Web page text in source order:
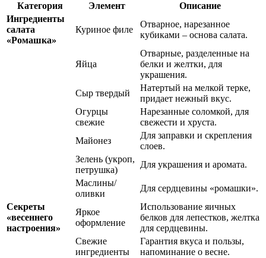
Категория Элемент
Описание
Ингредиенты
салата
«Ромашка»
Куриное филе
Отварное, нарезанное
кубиками – основа салата.
Яйца
Отварные, разделенные на
белки и желтки, для
украшения.
Сыр твердый
Натертый на мелкой терке,
придает нежный вкус.
Огурцы
свежие
Нарезанные соломкой, для
свежести и хруста.
Майонез
Для заправки и скрепления
слоев.
Зелень (укроп,
петрушка)
Для украшения и аромата.
Маслины/
оливки
Для сердцевины «ромашки».
Секреты
«весеннего
настроения»
Яркое
оформление
Использование яичных
белков для лепестков, желтка
для сердцевины.
Свежие
ингредиенты
Гарантия вкуса и пользы,
напоминание о весне.